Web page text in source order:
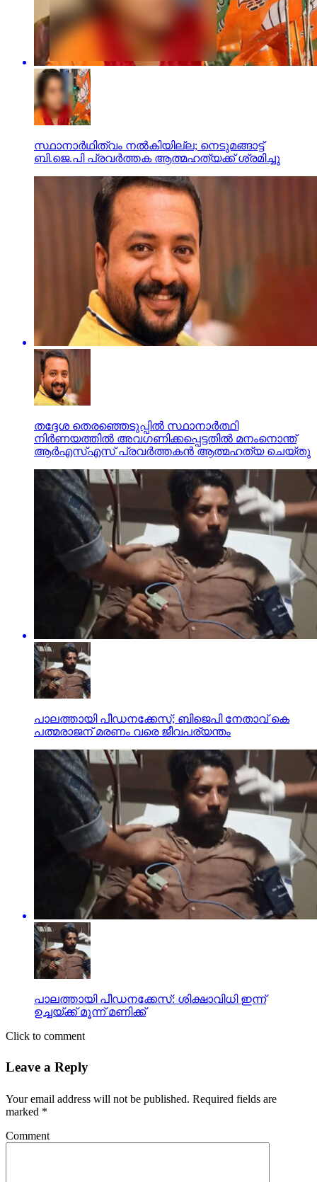
സ്ഥാനാര്‍ഥിത്വം നല്‍കിയില്ല; നെടുമങ്ങാട്ട്
ബി.ജെ.പി പ്രവര്‍ത്തക ആത്മഹത്യക്ക് ശ്രമിച്ചു
തദ്ദേശ തെരഞ്ഞെടുപ്പില്‍ സ്ഥാനാര്‍ത്ഥി
നിര്‍ണയത്തില്‍ അവഗണിക്കപ്പെട്ടതില്‍ മനംനൊന്ത്
ആര്‍എസ്എസ് പ്രവര്‍ത്തകന്‍ ആത്മഹത്യ ചെയ്തു
പാലത്തായി പീഡനക്കേസ്; ബിജെപി നേതാവ് കെ
പത്മരാജന് മരണം വരെ ജീവപര്യന്തം
പാലത്തായി പീഡനക്കേസ്: ശിക്ഷാവിധി ഇന്ന്
ഉച്ചയ്ക്ക് മൂന്ന് മണിക്ക്
Click to comment
Leave a Reply
Your email address will not be published. Required fields are
marked *
Comment